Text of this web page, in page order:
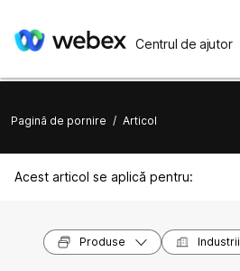
Centrul de ajutor
Pagină de pornire / Articol
Acest articol se aplică pentru:
Produse Industrii